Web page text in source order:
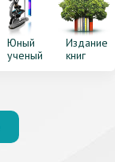
Юный
ученый
Издание
книг